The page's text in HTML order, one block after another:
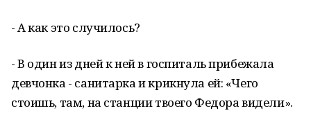
- А как это случилось?
- В один из дней к ней в госпиталь прибежала
девчонка - санитарка и крикнула ей: «Чего
стоишь, там, на станции твоего Федора видели».